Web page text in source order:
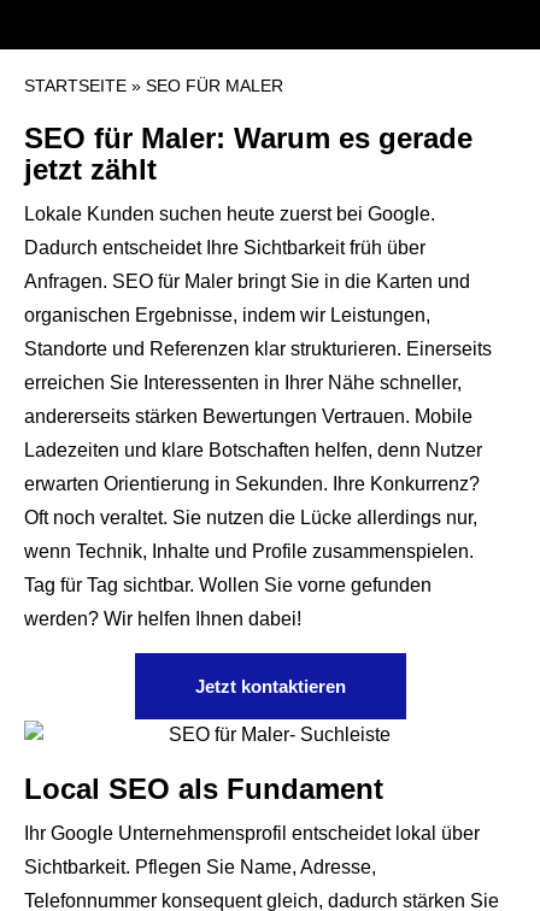
STARTSEITE » SEO FÜR MALER
SEO für Maler: Warum es gerade
jetzt zählt
Lokale Kunden suchen heute zuerst bei Google.
Dadurch entscheidet Ihre Sichtbarkeit früh über
Anfragen. SEO für Maler bringt Sie in die Karten und
organischen Ergebnisse, indem wir Leistungen,
Standorte und Referenzen klar strukturieren. Einerseits
erreichen Sie Interessenten in Ihrer Nähe schneller,
andererseits stärken Bewertungen Vertrauen. Mobile
Ladezeiten und klare Botschaften helfen, denn Nutzer
erwarten Orientierung in Sekunden. Ihre Konkurrenz?
Oft noch veraltet. Sie nutzen die Lücke allerdings nur,
wenn Technik, Inhalte und Profile zusammenspielen.
Tag für Tag sichtbar. Wollen Sie vorne gefunden
werden? Wir helfen Ihnen dabei!
Jetzt kontaktieren
Local SEO als Fundament
Ihr Google Unternehmensprofil entscheidet lokal über
Sichtbarkeit. Pflegen Sie Name, Adresse,
Telefonnummer konsequent gleich, dadurch stärken Sie